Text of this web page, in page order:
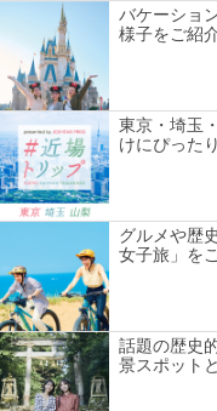
バケーショ
様子をご紹
東京・埼玉
けにぴった
グルメや歴
女子旅」を
話題の歴史
景スポット